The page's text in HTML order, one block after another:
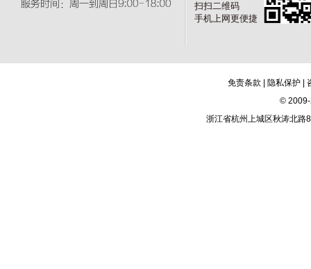
扫扫二维码
手机上网更便捷
免责条款 隐私保护
© 2009-
浙江省杭州上城区秋涛北路